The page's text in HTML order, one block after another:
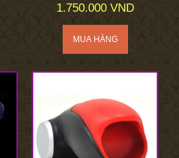
1.750.000 VND